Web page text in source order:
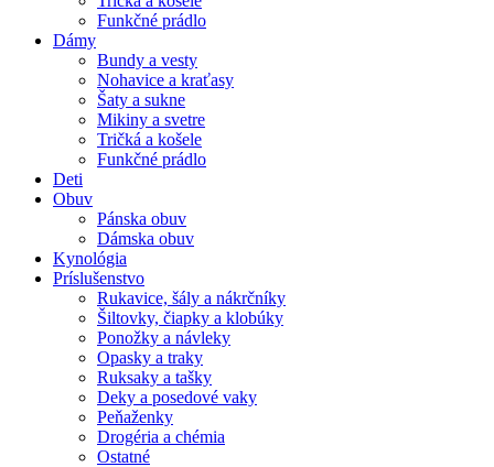
Funkčné prádlo
Dámy
Bundy a vesty
Nohavice a kraťasy
Šaty a sukne
Mikiny a svetre
Tričká a košele
Funkčné prádlo
Deti
Obuv
Pánska obuv
Dámska obuv
Kynológia
Príslušenstvo
Rukavice, šály a nákrčníky
Šiltovky, čiapky a klobúky
Ponožky a návleky
Opasky a traky
Ruksaky a tašky
Deky a posedové vaky
Peňaženky
Drogéria a chémia
Ostatné